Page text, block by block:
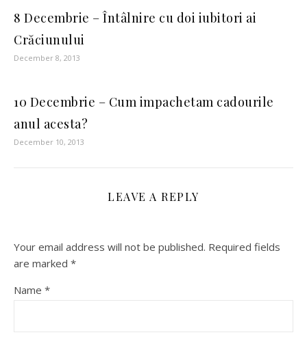
8 Decembrie – Întâlnire cu doi iubitori ai
Crăciunului
December 8, 2013
10 Decembrie – Cum impachetam cadourile
anul acesta?
December 10, 2013
LEAVE A REPLY
Your email address will not be published. Required fields
are marked *
Name *